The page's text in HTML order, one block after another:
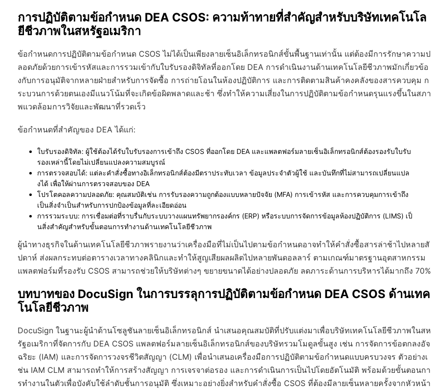
การปฏิบัติตามข้อกำหนด DEA CSOS: ความท้าทายที่สำคัญสำหรับบริษัทเทคโนโล
ยีชีวภาพในสหรัฐอเมริกา
ข้อกำหนดการปฏิบัติตามข้อกำหนด CSOS ไม่ได้เป็นเพียงลายเซ็นอิเล็กทรอนิกส์ขั้นพื้นฐานเท่านั้น แต่ต้องมีการรักษาความป
ลอดภัยด้วยการเข้ารหัสและการรวมเข้ากับใบรับรองดิจิทัลที่ออกโดย DEA การดำเนินงานด้านเทคโนโลยีชีวภาพมักเกี่ยวข้อ
งกับการอนุมัติจากหลายฝ่ายสำหรับการจัดซื้อ การถ่ายโอนในห้องปฏิบัติการ และการติดตามสินค้าคงคลังของสารควบคุม ก
ระบวนการด้วยตนเองมีแนวโน้มที่จะเกิดข้อผิดพลาดและช้า ซึ่งทำให้ความเสี่ยงในการปฏิบัติตามข้อกำหนดรุนแรงขึ้นในสภา
พแวดล้อมการวิจัยและพัฒนาที่รวดเร็ว
ข้อกำหนดที่สำคัญของ DEA ได้แก่:
ใบรับรองดิจิทัล: ผู้ใช้ต้องได้รับใบรับรองการเข้าถึง CSOS ที่ออกโดย DEA และแพลตฟอร์มลายเซ็นอิเล็กทรอนิกส์ต้องรองรับใบรับ
รองเหล่านี้โดยไม่เปลี่ยนแปลงความสมบูรณ์
การตรวจสอบได้: แต่ละคำสั่งซื้อทางอิเล็กทรอนิกส์ต้องมีตราประทับเวลา ข้อมูลประจำตัวผู้ใช้ และบันทึกที่ไม่สามารถเปลี่ยนแปล
งได้ เพื่อให้ผ่านการตรวจสอบของ DEA
โปรโตคอลความปลอดภัย: คุณสมบัติเช่น การรับรองความถูกต้องแบบหลายปัจจัย (MFA) การเข้ารหัส และการควบคุมการเข้าถึง
เป็นสิ่งจำเป็นสำหรับการปกป้องข้อมูลที่ละเอียดอ่อน
การรวมระบบ: การเชื่อมต่อที่ราบรื่นกับระบบวางแผนทรัพยากรองค์กร (ERP) หรือระบบการจัดการข้อมูลห้องปฏิบัติการ (LIMS) เป็
นสิ่งสำคัญสำหรับขั้นตอนการทำงานด้านเทคโนโลยีชีวภาพ
ผู้นำทางธุรกิจในด้านเทคโนโลยีชีวภาพรายงานว่าเครื่องมือที่ไม่เป็นไปตามข้อกำหนดอาจทำให้คำสั่งซื้อสารล่าช้าไปหลายสั
ปดาห์ ส่งผลกระทบต่อตารางเวลาทางคลินิกและทำให้สูญเสียผลผลิตไปหลายพันดอลลาร์ ตามเกณฑ์มาตรฐานอุตสาหกรรม
แพลตฟอร์มที่รองรับ CSOS สามารถช่วยให้บริษัทต่างๆ ขยายขนาดได้อย่างปลอดภัย ลดภาระด้านการบริหารได้มากถึง 70%
บทบาทของ DocuSign ในการบรรลุการปฏิบัติตามข้อกำหนด DEA CSOS ด้านเทค
โนโลยีชีวภาพ
DocuSign ในฐานะผู้นำด้านโซลูชันลายเซ็นอิเล็กทรอนิกส์ นำเสนอคุณสมบัติที่ปรับแต่งมาเพื่อบริษัทเทคโนโลยีชีวภาพในสห
รัฐอเมริกาที่จัดการกับ DEA CSOS แพลตฟอร์มลายเซ็นอิเล็กทรอนิกส์ของบริษัทรวมโมดูลขั้นสูง เช่น การจัดการข้อตกลงอัจ
ฉริยะ (IAM) และการจัดการวงจรชีวิตสัญญา (CLM) เพื่อนำเสนอเครื่องมือการปฏิบัติตามข้อกำหนดแบบครบวงจร ตัวอย่างเ
ช่น IAM CLM สามารถทำให้การสร้างสัญญา การเจรจาต่อรอง และการดำเนินการเป็นไปโดยอัตโนมัติ พร้อมด้วยขั้นตอนกา
รทำงานในตัวเพื่อบังคับใช้ลำดับชั้นการอนุมัติ ซึ่งเหมาะอย่างยิ่งสำหรับคำสั่งซื้อ CSOS ที่ต้องมีลายเซ็นหลายครั้งจากหัวหน้า